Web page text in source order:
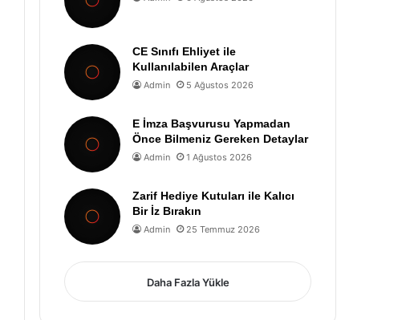
CE Sınıfı Ehliyet ile
Kullanılabilen Araçlar
Admin 5 Ağustos 2026
E İmza Başvurusu Yapmadan
Önce Bilmeniz Gereken Detaylar
Admin 1 Ağustos 2026
Zarif Hediye Kutuları ile Kalıcı
Bir İz Bırakın
Admin 25 Temmuz 2026
Daha Fazla Yükle